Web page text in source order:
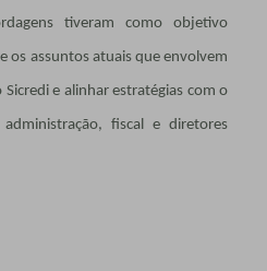
tiveram como objetivo
os assuntos atuais que envolvem
e alinhar estratégias com o
fiscal e diretores